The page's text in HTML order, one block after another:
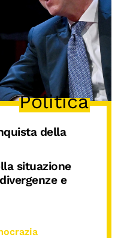
Politica
della
situazione
e